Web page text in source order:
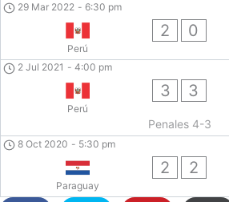
29 Mar 2022 - 6:30 pm
Perú
2 0
2 Jul 2021 - 4:00 pm
Perú
3 3
Penales 4-3
8 Oct 2020 - 5:30 pm
Paraguay
2 2